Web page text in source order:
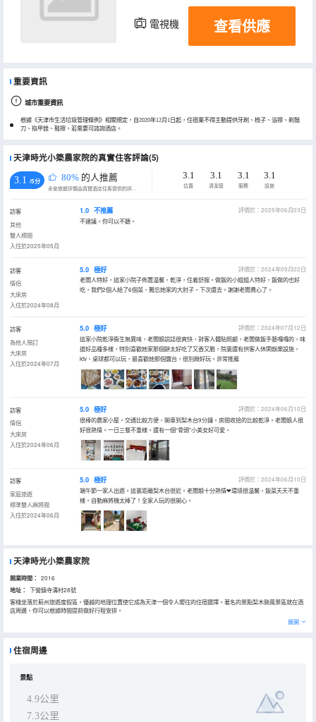
電視機 查看供應
重要資訊
城市重要資訊
根據《天津市生活垃圾管理條例》相關規定，自2020年12月1日起，住宿業不得主動提供牙刷、梳子、浴擦、剃鬚
刀、指甲銼、鞋擦，若需要可諮詢酒店。
天津時光小築農家院的真實住客評論(5)
3.1 /5分 80% 的人推薦
永安旅遊評價由真實酒店住客提供的評價。
3.1
位置
3.1
清潔度
3.1
服務
3.1
設施
訪客
其他
雙人標間
入住於2025年05月
1.0 不推薦
評價於：2025年06月03日
不建議。你可以不聽。
訪客
情侶
大床房
入住於2024年08月
5.0 極好
評價於：2024年09月02日
老闆人特好，這家小院子佈置温馨，乾淨，住着舒服。做飯的小姐姐人特好，飯做的也好
吃，我們2個人給了6個菜、難忘她家的大肘子，下次還去。謝謝老闆費心了。
訪客
為他人預訂
大床房
入住於2024年07月
5.0 極好
評價於：2024年07月12日
這家小院乾淨衞生無異味，老闆娘説話很爽快，對客人體貼照顧，老闆做飯手藝嘎嘎的，味
道好品種多樣，特別喜歡她家那個餅太好吃了又香又脆，院裏還有供客人休閑娛樂設施，
ktv、桌球都可以玩，最喜歡她那個露台，很別緻好玩。非常推薦
訪客
情侶
大床房
入住於2024年06月
5.0 極好
評價於：2024年06月10日
很棒的農家小屋。交通比較方便，開車到梨木台9分鐘。房間收拾的比較乾淨。老闆娘人很
好很熱情。一日三餐不重樣。還有一個“骨頭”小美女好可愛。
訪客
家庭旅遊
標準雙人麻將間
入住於2024年06月
5.0 極好
評價於：2024年06月10日
端午節一家人出遊。這裏距離梨木台很近。老闆娘十分熱情❤環境很温馨，飯菜天天不重
樣。自動麻將機太棒了！全家人玩的很開心。
天津時光小築農家院
開業時間： 2016
地址：
下營鎮寺溝村28號
客棧坐落於薊州旅遊度假區，優越的地理位置使它成為天津一個令人嚮往的住宿選擇。著名的景點梨木颱風景區就在酒
店周邊，你可以根據時間提前做好行程安排。
酒店對客房的裝飾十分考究，每間設施齊全的客房都配備有空調和房間內高速上網。除此之外，配備有拖鞋和24小時熱
展開
住宿周邊
景點
4.9公里
7.3公里